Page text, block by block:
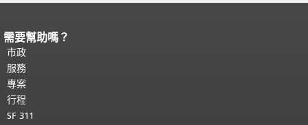
頁面內容結束。
都會重複顯示。
需要幫助嗎？
市政
服務
專案
行程
SF 311